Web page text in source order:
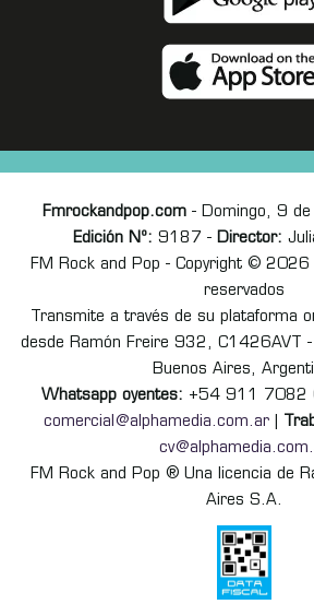
Fmrockandpop.com- Domingo, 9
Edición Nº: 9187 - Director:
FM Rock and Pop - Copyright © 2026
reservados
Transmite a través de su plataforma
desde Ramón Freire 932, C1426AVT -
Buenos Aires,
Whatsapp oyentes: +54 911 7082
comercial@alphamedia.com.ar
FM Rock and Pop ® Una licencia de
Aires S.A.